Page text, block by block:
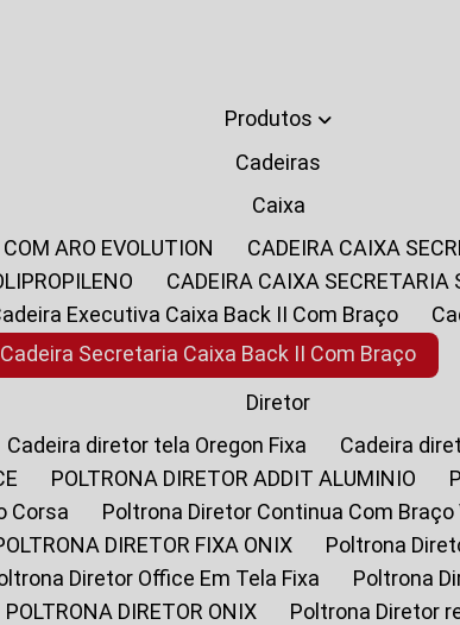
Produtos
Cadeiras
Caixa
ARO EVOLUTION
CADEIRA CAIXA
CADEIRA CAIXA SECRETARIA
Cadeira Executiva Caixa Back II Com Braço
Cadeira Secretaria Caixa Back II Com Braço
Diretor
Cadeira diretor tela Oregon Fixa
Cadeira
POLTRONA DIRETOR ADDIT ALUMINIO
Corsa
Poltrona Diretor Continua Com
POLTRONA DIRETOR FIXA ONIX
Poltrona
Diretor Office Em Tela Fixa
Poltrona
POLTRONA DIRETOR ONIX
Poltrona Diretor